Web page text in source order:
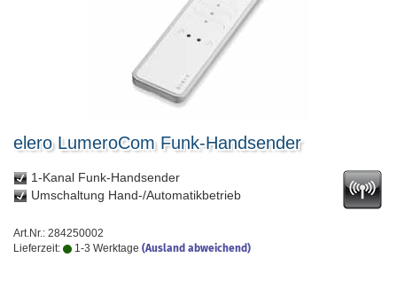
elero LumeroCom Funk-Handsender
1-Kanal Funk-Handsender
Umschaltung Hand-/Automatikbetrieb
Art.Nr.: 284250002
Lieferzeit:
1-3 Werktage (Ausland abweichend)